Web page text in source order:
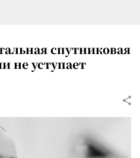
спутниковая
не уступает